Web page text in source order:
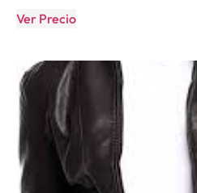
Ver Precio